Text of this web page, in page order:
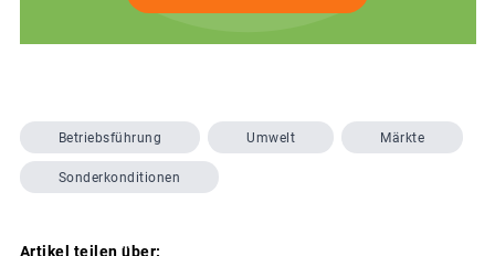
Betriebsführung Umwelt Märkte
Sonderkonditionen
Artikel teilen über: